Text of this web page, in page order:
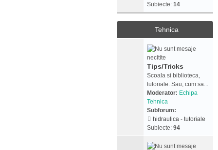
Subiecte: 14
Tehnica
Tips/Tricks
Scoala si biblioteca,
tutoriale. Sau, cum sa...
Moderator: Echipa
Tehnica
Subforum:
hidraulica - tutoriale
Subiecte: 94